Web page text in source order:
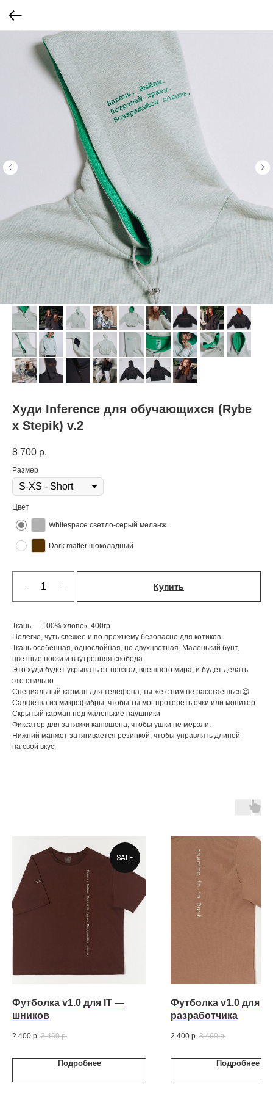
Худи Inference для обучающихся (Rybe
x Stepik) v.2
8 700 р.
Размер
Цвет
Whitespace светло-серый меланж
Dark matter шоколадный
Купить
Ткань — 100% хлопок, 400гр.
Полегче, чуть свежее и по прежнему безопасно для котиков.
Ткань особенная, однослойная, но двухцветная. Маленький бунт,
цветные носки и внутренняя свобода
Это худи будет укрывать от невзгод внешнего мира, и будет делать
это стильно
Специальный карман для телефона, ты же с ним не расстаёшься😉
Cалфетка из микрофибры, чтобы ты мог протереть очки или монитор.
Скрытый карман под маленькие наушники
Фиксатор для затяжки капюшона, чтобы ушки не мёрзли.
Нижний манжет затягивается резинкой, чтобы управлять длиной
на свой вкус.
SALE
Футболка v1.0 для IT —
шников
2 400 р. 3 460 р.
Подробнее
Футболка v1.0 для
разработчика
2 400 р. 3 460 р.
Подробнее